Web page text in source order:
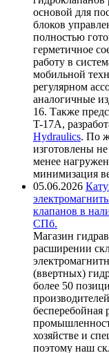
основой для
блоков
полностью
герметичное
работу в
мобильной
регулярном
аналогичные
16. Также
T-17A,
Hydraulics. По
изготовлены
менее
минимизация
05.06.2026
клапанов в
СПб.
Магазин
расширении
(ввертных)
более 50
бесперебойная
хозяйстве и
поэтому наш